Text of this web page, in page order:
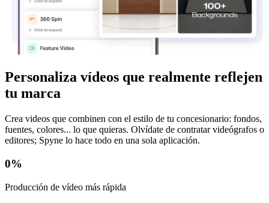
Personaliza vídeos que realmente reflejen
tu marca
Crea videos que combinen con el estilo de tu concesionario: fondos,
fuentes, colores... lo que quieras. Olvídate de contratar videógrafos o
editores; Spyne lo hace todo en una sola aplicación.
0%
Producción de vídeo más rápida